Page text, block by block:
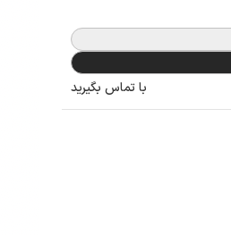
با تماس بگیرید